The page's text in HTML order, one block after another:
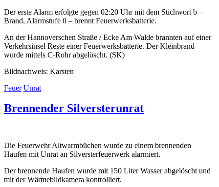
Der erste Alarm erfolgte gegen 02:20 Uhr mit dem Stichwort b –
Brand, Alarmstufe 0 – brennt Feuerwerksbatterie.
An der Hannoverschen Straße / Ecke Am Walde brannten auf einer
Verkehrsinsel Reste einer Feuerwerksbatterie. Der Kleinbrand
wurde mittels C-Rohr abgelöscht. (SK)
Bildnachweis: Karsten
Feuer Unrat
Brennender Silversterunrat
Die Feuerwehr Altwarmbüchen wurde zu einem brennenden
Haufen mit Unrat an Silversterfeuerwerk alarmiert.
Der brennende Haufen wurde mit 150 Liter Wasser abgelöscht und
mit der Wärmebildkamera kontrolliert.